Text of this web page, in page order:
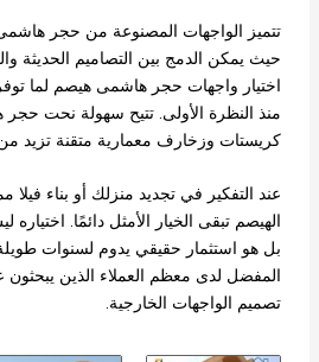
تتميز الواجهات المصنوعة من حجر هاشمى
حيث يمكن الدمج بين التصاميم الحديثة
اختيار واجهات حجر هاشمى هيصم لما
منذ النظرة الأولى. تتيح سهولة نحت
كريستات وزخارف معمارية متقنة تزيد
عند التفكير في تجديد منزلك أو بناء فيلا
الهيصم تبقى الخيار الأمثل دائمًا.
بل هو استثمار حقيقي يدوم لسنوات
المفضل لدى معظم العملاء الذين يبحثون
تصميم الواجهات الخارجية.